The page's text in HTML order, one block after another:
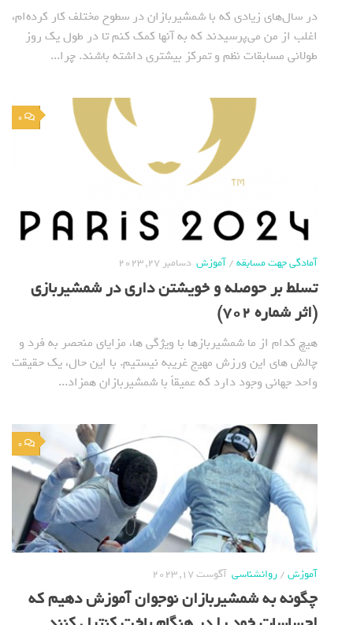
در سال‌های زیادی که با شمشیربازان در سطوح مختلف کار کرده‌ام،
اغلب از من می‌پرسیدند که به آنها کمک کنم تا در طول یک روز
طولانی مسابقات نظم و تمرکز بیشتری داشته باشند. چرا...
0
آمادگی جهت مسابقه/آموزش دسامبر 27, 2023
تسلط بر حوصله و خویشتن داری در شمشیربازی
(اثر شماره 702)
هیچ کدام از ما شمشیربازها با ویژگی ها، مزایای منحصر به فرد و
چالش های این ورزش مهیج غریبه نیستیم. با این حال، یک حقیقت
واحد جهانی وجود دارد که عمیقاً با شمشیربازان همزاد...
0
آموزش/روانشناسی آگوست 17, 2023
چگونه به شمشیربازان نوجوان آموزش دهیم که